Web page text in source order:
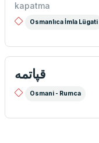
kapatma
Osmanlıca İmla Lügati
قپاتمه
Osmani - Rumca